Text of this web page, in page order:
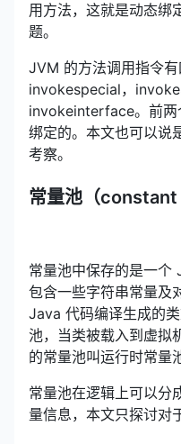
用方法，这就是动态绑
题。
JVM 的方法调用指令
invokespecial，
invokeinterface。前两
绑定的。本文也可以说
考察。
常量池（constant
常量池中保存的是一个
包含一些字符串常量及
Java 代码编译生成的
池，当类被载入到虚拟
的常量池叫运行时常量
常量池在逻辑上可以分
量信息，本文只探讨对